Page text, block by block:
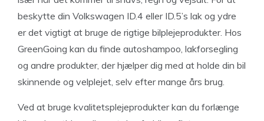
beskytte din Volkswagen ID.4 eller ID.5’s lak og ydre
er det vigtigt at bruge de rigtige bilplejeprodukter. Hos
GreenGoing kan du finde autoshampoo, lakforsegling
og andre produkter, der hjælper dig med at holde din bil
skinnende og velplejet, selv efter mange års brug.
Ved at bruge kvalitetsplejeprodukter kan du forlænge